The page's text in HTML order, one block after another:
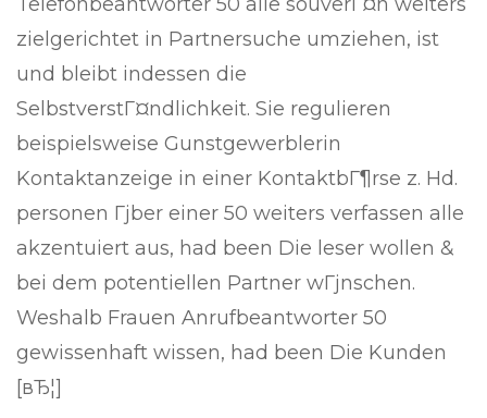
zielgerichtet in Partnersuche umziehen, ist
und bleibt indessen die
SelbstverstГ¤ndlichkeit. Sie regulieren
beispielsweise Gunstgewerblerin
Kontaktanzeige in einer KontaktbГ¶rse z. Hd.
personen Гјber einer 50 weiters verfassen alle
akzentuiert aus, had been Die leser wollen &
bei dem potentiellen Partner wГјnschen.
Weshalb Frauen Anrufbeantworter 50
gewissenhaft wissen, had been Die Kunden
[вЂ¦]